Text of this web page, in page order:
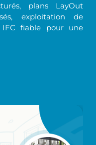
plans LayOut
exploitation de
fiable pour une